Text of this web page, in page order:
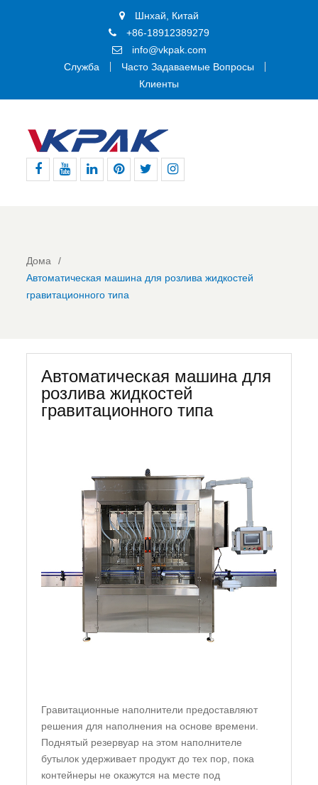
Шнхай, Китай
+86-18912389279
info@vkpak.com
Служба
Часто Задаваемые Вопросы
Клиенты
Дома
Автоматическая машина для розлива жидкостей
гравитационного типа
Автоматическая машина для
розлива жидкостей
гравитационного типа
Гравитационные наполнители предоставляют
решения для наполнения на основе времени.
Поднятый резервуар на этом наполнителе
бутылок удерживает продукт до тех пор, пока
контейнеры не окажутся на месте под